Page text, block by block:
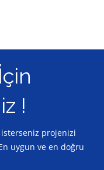
!
isterseniz projenizi
uygun ve en doğru